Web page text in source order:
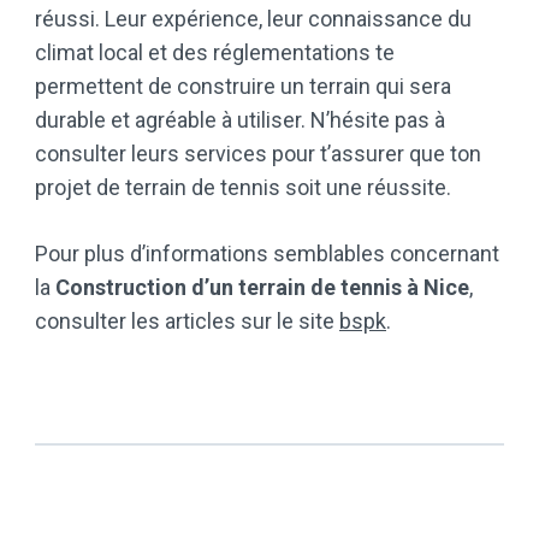
réussi. Leur expérience, leur connaissance du
climat local et des réglementations te
permettent de construire un terrain qui sera
durable et agréable à utiliser. N’hésite pas à
consulter leurs services pour t’assurer que ton
projet de terrain de tennis soit une réussite.
Pour plus d’informations semblables concernant
la Construction d’un terrain de tennis à Nice,
consulter les articles sur le site bspk.